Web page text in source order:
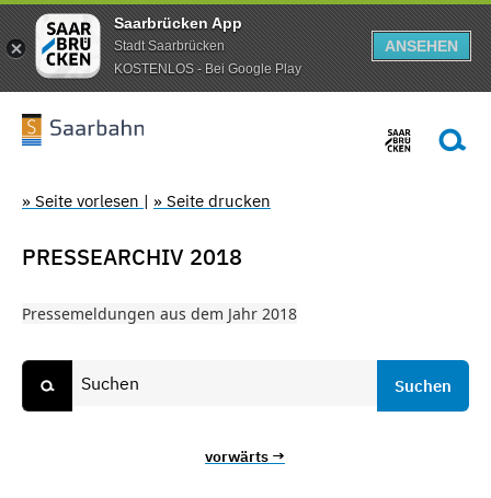
Saarbrücken App
Stadt Saarbrücken
KOSTENLOS - Bei Google Play
ANSEHEN
» Seite vorlesen | » Seite drucken
PRESSEARCHIV 2018
Pressemeldungen aus dem Jahr 2018
vorwärts →